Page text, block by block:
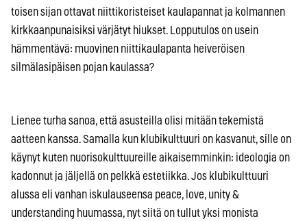
toisen sijan ottavat niittikoristeiset kaulapannat ja kolmannen
kirkkaanpunaisiksi värjätyt hiukset. Lopputulos on usein
hämmentävä: muovinen niittikaulapanta heiveröisen
silmälasipäisen pojan kaulassa?
Lienee turha sanoa, että asusteilla olisi mitään tekemistä
aatteen kanssa. Samalla kun klubikulttuuri on kasvanut, sille on
käynyt kuten nuorisokulttuureille aikaisemminkin: ideologia on
kadonnut ja jäljellä on pelkkä estetiikka. Jos klubikulttuuri
alussa eli vanhan iskulauseensa peace, love, unity &
understanding huumassa, nyt siitä on tullut yksi monista